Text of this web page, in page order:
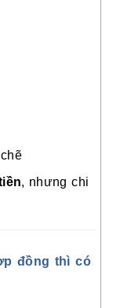
, nhưng chi
đồng thì có